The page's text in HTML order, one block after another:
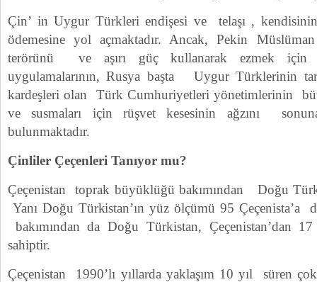
Çin’ in Uygur Türkleri endişesi ve telaşı ,
ödemesine yol açmaktadır. Ancak, Pekin
terörünü ve aşırı güç kullanarak ezmek için
uygulamalarının, Rusya başta Uygur Türklerinin
kardeşleri olan Türk Cumhuriyetleri yönetimlerinin
ve susmaları için rüşvet kesesinin ağzını
bulunmaktadır.
Çinliler Çeçenleri Tanıyor mu?
Çeçenistan toprak büyüklüğü bakımından Doğu
Yanı Doğu Türkistan’ın yüz ölçümü 95 Çeçenista’a
bakımından da Doğu Türkistan, Çeçenistan’dan
sahiptir.
Çeçenistan 1990’lı yıllarda yaklaşım 10 yıl süren çok